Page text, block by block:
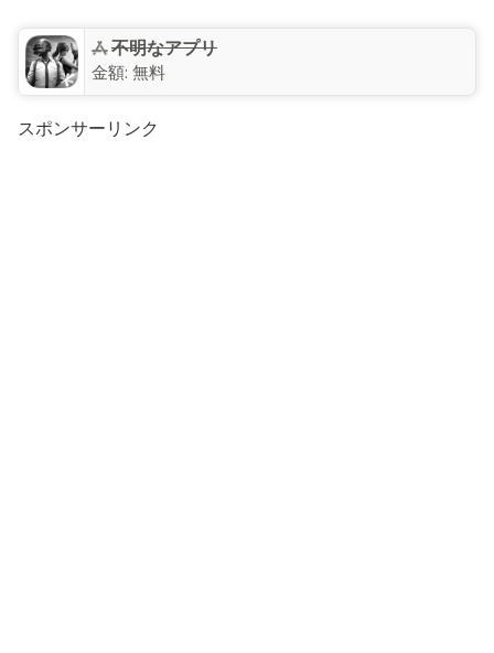
不明なアプリ
金額: 無料
スポンサーリンク